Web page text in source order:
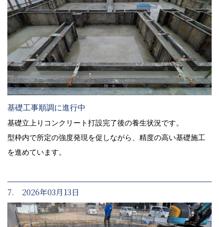
基礎工事順調に進行中
基礎立上りコンクリート打設完了後の養生状況です。
型枠内で所定の強度発現を促しながら、精度の高い基礎施工
を進めています。
7. 2026年03月13日